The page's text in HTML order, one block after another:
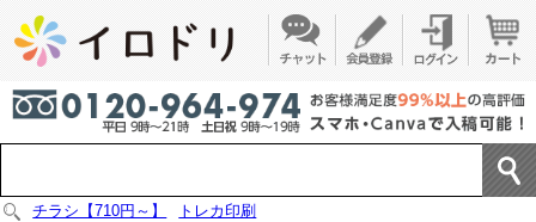
チラシ【710円～】 トレカ印刷